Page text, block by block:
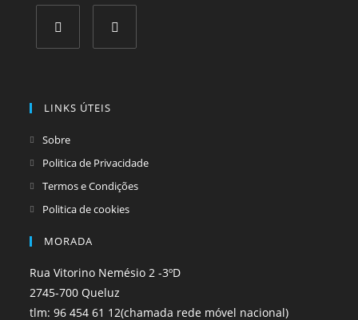
tab
LINKS ÚTEIS
Sobre
Politica de Privacidade
Termos e Condições
Politica de cookies
MORADA
Rua Vitorino Nemésio 2 -3ºD
2745-700 Queluz
tlm: 96 454 61 12(chamada rede móvel nacional)